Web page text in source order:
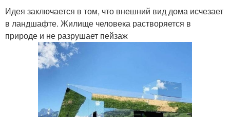
Идея заключается в том, что внешний вид дома исчезает
в ландшафте. Жилище человека растворяется в
природе и не разрушает пейзаж